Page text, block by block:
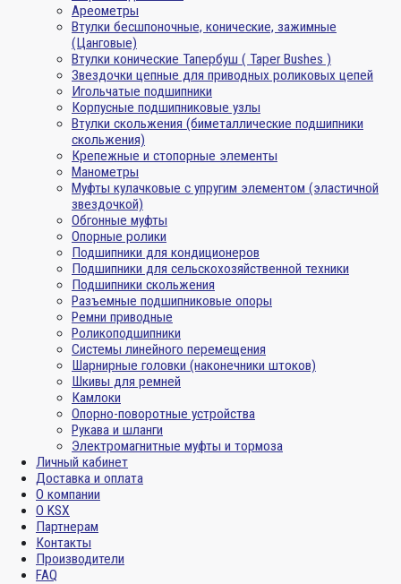
Ареометры
Втулки бесшпоночные, конические, зажимные
(Цанговые)
Втулки конические Тапербуш ( Taper Bushes )
Звездочки цепные для приводных роликовых цепей
Игольчатые подшипники
Корпусные подшипниковые узлы
Втулки скольжения (биметаллические подшипники
скольжения)
Крепежные и стопорные элементы
Манометры
Муфты кулачковые с упругим элементом (эластичной
звездочкой)
Обгонные муфты
Опорные ролики
Подшипники для кондиционеров
Подшипники для сельскохозяйственной техники
Подшипники скольжения
Разъемные подшипниковые опоры
Ремни приводные
Роликоподшипники
Системы линейного перемещения
Шарнирные головки (наконечники штоков)
Шкивы для ремней
Камлоки
Опорно-поворотные устройства
Рукава и шланги
Электромагнитные муфты и тормоза
Личный кабинет
Доставка и оплата
О компании
О KSX
Партнерам
Контакты
Производители
FAQ